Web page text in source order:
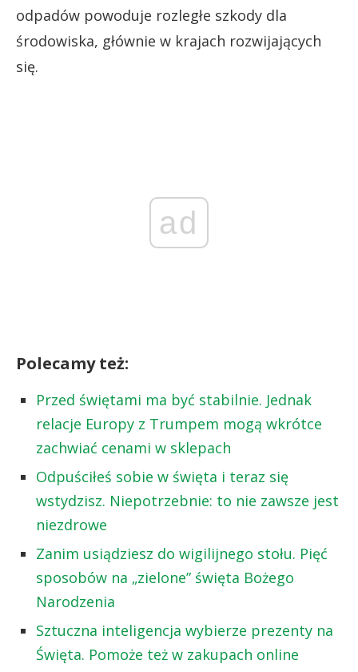
odpadów powoduje rozległe szkody dla
środowiska, głównie w krajach rozwijających
się.
ad
Polecamy też:
Przed świętami ma być stabilnie. Jednak
relacje Europy z Trumpem mogą wkrótce
zachwiać cenami w sklepach
Odpuściłeś sobie w święta i teraz się
wstydzisz. Niepotrzebnie: to nie zawsze jest
niezdrowe
Zanim usiądziesz do wigilijnego stołu. Pięć
sposobów na „zielone” święta Bożego
Narodzenia
Sztuczna inteligencja wybierze prezenty na
Święta. Pomoże też w zakupach online